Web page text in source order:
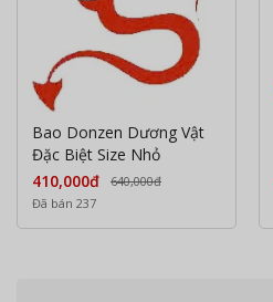
Bao Donzen Dương Vật
Đặc Biệt Size Nhỏ
410,000đ
640,000đ
Đã bán 237